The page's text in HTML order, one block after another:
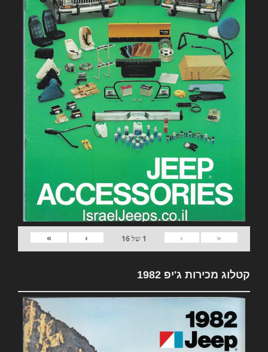
«
‹
1 של16
›
»
קטלוג מכירות ג'יפ 1982